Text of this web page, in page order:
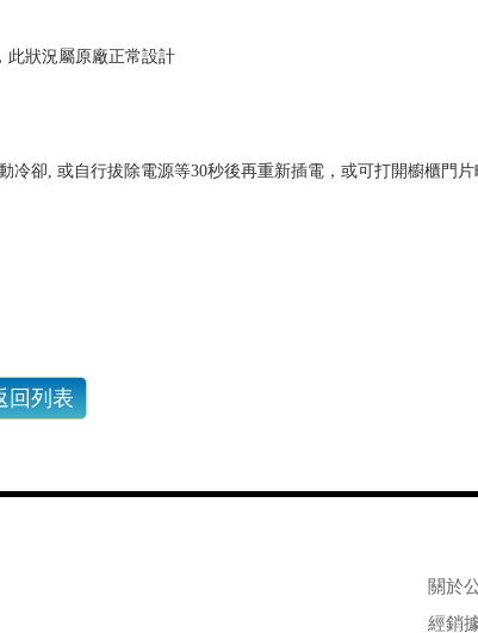
此狀況屬原廠正常設計
冷卻, 或自行拔除電源等30秒後再重新插電，或可打開櫥櫃門
關於
經銷